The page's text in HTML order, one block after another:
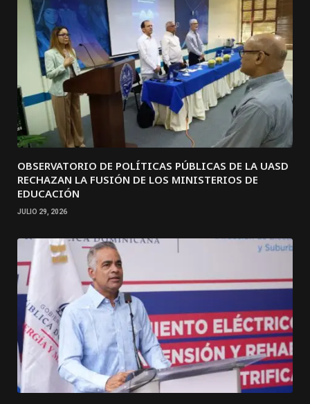
OBSERVATORIO DE POLÍTICAS PÚBLICAS DE LA UASD
RECHAZAN LA FUSIÓN DE LOS MINISTERIOS DE
EDUCACIÓN
JULIO 29, 2026